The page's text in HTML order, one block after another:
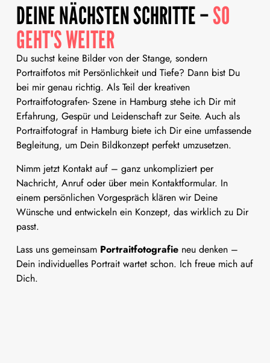
DEINE NÄCHSTEN SCHRITTE –SO
GEHT'S WEITER
Du suchst keine Bilder von der Stange, sondern
Portraitfotos mit Persönlichkeit und Tiefe? Dann bist Du
bei mir genau richtig. Als Teil der kreativen
Portraitfotografen- Szene in Hamburg stehe ich Dir mit
Erfahrung, Gespür und Leidenschaft zur Seite. Auch als
Portraitfotograf in Hamburg biete ich Dir eine umfassende
Begleitung, um Dein Bildkonzept perfekt umzusetzen.
Nimm jetzt Kontakt auf – ganz unkompliziert per
Nachricht, Anruf oder über mein Kontaktformular. In
einem persönlichen Vorgespräch klären wir Deine
Wünsche und entwickeln ein Konzept, das wirklich zu Dir
passt.
Lass uns gemeinsam Portraitfotografieneu denken –
Dein individuelles Portrait wartet schon. Ich freue mich auf
Dich.